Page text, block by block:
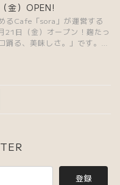
金）OPEN!
るCafe「sora」が運営する
日（金）オープン！麹たっ
る、美味しさ。」です。
登録